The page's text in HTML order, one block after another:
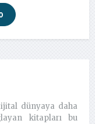
dünyaya daha
kitapları bu